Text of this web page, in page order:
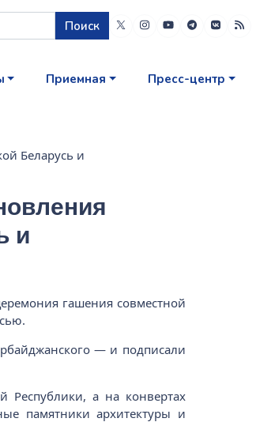
Поиск
Приемная Пресс-центр
Беларусь и
и
гашения совместной
— и подписали
Республики, а на конвертах
памятники архитектуры и